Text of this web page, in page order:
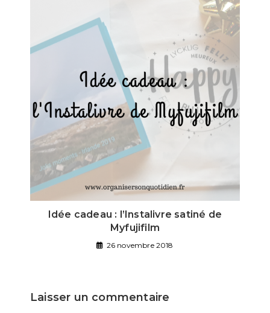
Idée cadeau : l’Instalivre satiné de
Myfujifilm
26 novembre 2018
Laisser un commentaire